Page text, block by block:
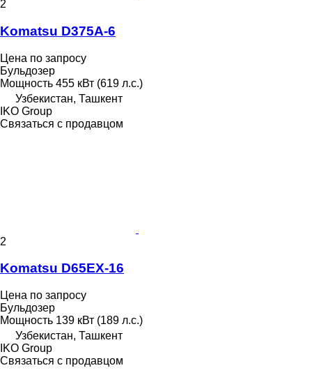
2
Komatsu D375A-6
Цена по запросу
Бульдозер
Мощность 455 кВт (619 л.с.)
Узбекистан, Ташкент
IKO Group
Связаться с продавцом
2
Komatsu D65EX-16
Цена по запросу
Бульдозер
Мощность 139 кВт (189 л.с.)
Узбекистан, Ташкент
IKO Group
Связаться с продавцом